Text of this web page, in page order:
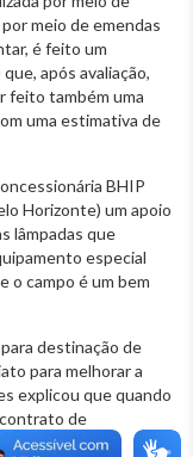
meio de emendas
é feito um
após avaliação,
feito também uma
uma estimativa de
BHIP
Horizonte) um apoio
lâmpadas que
especial
o campo é um bem
destinação de
para melhorar a
explicou que quando
de
que haja